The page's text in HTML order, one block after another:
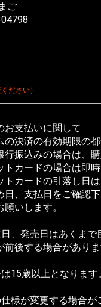
ご
ださい）
お支払いに関して
の決済の有効期限の
行振込みの場合は、
トカードの場合は即
トカードの引落し日
日、支払日をご確認
いします。
、発売日はあくまで
前後する場合があり
15歳以上となります
様が変更する場合が